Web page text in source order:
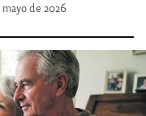
mayo de 2026